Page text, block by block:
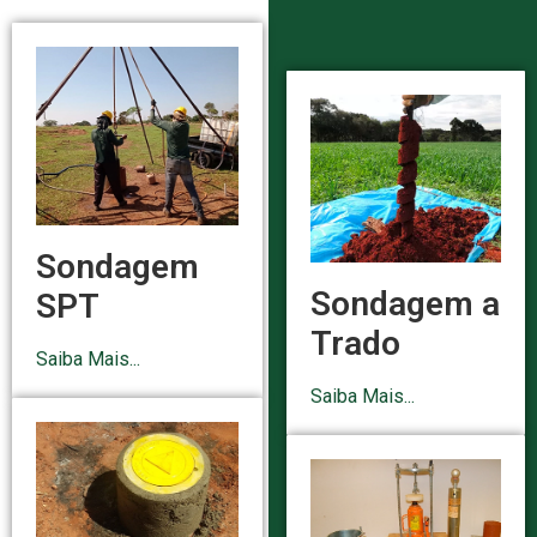
Sondagem
SPT
Saiba Mais...
Sondagem a
Trado
Saiba Mais...